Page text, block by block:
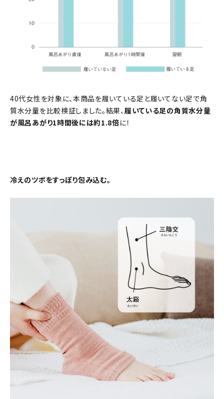
40代女性を対象に、本商品を履いている足と履いてない足で角
質水分量を比較検証しました。結果、履いている足の角質水分量
が風呂あがり1時間後には約1.8倍に！
冷えのツボをすっぽり包み込む。